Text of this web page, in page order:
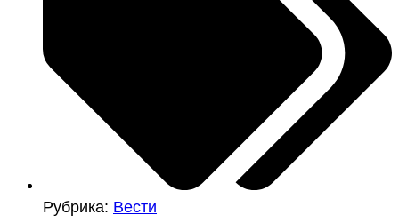
Рубрика: Вести